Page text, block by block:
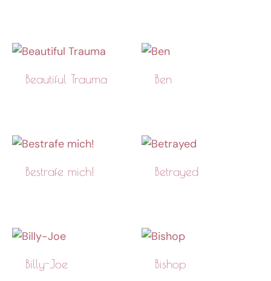
Beautiful Trauma Ben
Bestrafe mich! Betrayed
Billy-Joe Bishop